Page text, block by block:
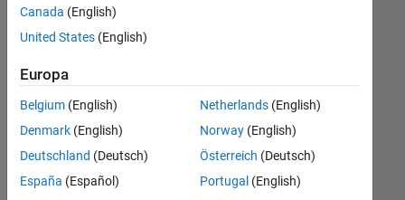
alle
Stellen
übersetzt.
Sie
nach
einem
Standort,
um
Canada (English)
United States (English)
Europa
Belgium (English)
Denmark (English)
Deutschland (Deutsch)
España (Español)
Netherlands(English)
Norway(English)
Österreich (Deutsch)
Portugal (English)